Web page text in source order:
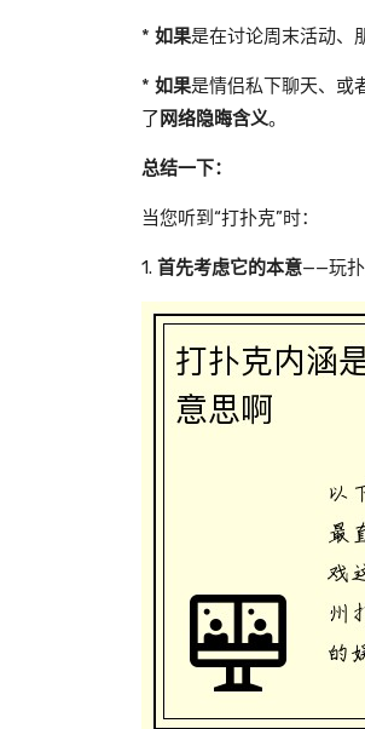
* 如果是在讨论周末活动、
* 如果是情侣私下聊天、或
了 网络隐晦含义。
总结一下：
当您听到“打扑克”时：
1. 首先考虑它的本意——玩扑